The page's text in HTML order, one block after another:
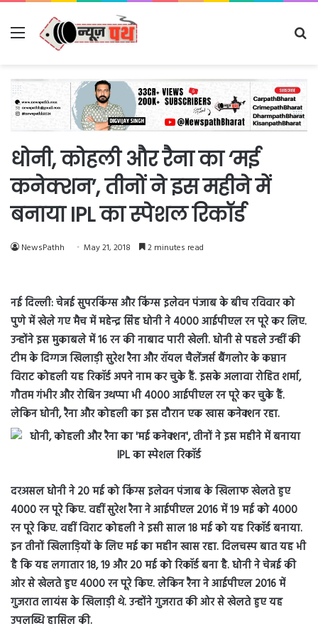
Menu
धोनी, कोहली और रैना का ‘मई
कनेक्शन’, तीनों ने इस महीने में
बनाया IPL का स्पेशल रिकॉर्ड
NewsPathh May 21, 2018 2 minutes read
नई दिल्ली: चेन्नई सुपरकिंग्स और किंग्स इलेवन पंजाब के बीच रविवार को
पुणे में खेले गए मैच में महेन्द्र सिंह धोनी ने 4000 आईपीएल रन पूरे कर लिए.
उन्होंने इस मुकाबले में 16 रन की नाबाद पारी खेली. धोनी से पहले उन्हीं की
टीम के दिग्गज खिलाड़ी सुरेश रैना और रॉयल चैलेंजर्स बैंगलोर के कप्तान
विराट कोहली यह रिकॉर्ड अपने नाम कर चुके हैं. इसके अलावा रोहित शर्मा,
गौतम गंभीर और रोबिन उथप्पा भी 4000 आईपीएल रन पूरे कर चुके हैं.
लेकिन धोनी, रैना और कोहली का इस दौरान एक खास कनेक्शन रहा.
दरअसल धोनी ने 20 मई को किंग्स इलेवन पंजाब के खिलाफ खेलते हुए
4000 रन पूरे किए. वहीं सुरेश रैना ने आईपीएल 2016 में 19 मई को 4000
रन पूरे किए. वहीं विराट कोहली ने इसी साल 18 मई को यह रिकॉर्ड बनाया.
इन तीनों खिलाड़ियों के लिए मई का महीन खास रहा. दिलचस्प बात यह भी
है कि यह लगातार 18, 19 और 20 मई को रिकॉर्ड बना है. धोनी ने चेन्नई की
ओर से खेलते हुए 4000 रन पूरे किए. लेकिन रैना ने आईपीएल 2016 में
गुजरात लायंस के खिलाड़ी थे. उन्होंने गुजरात की ओर से खेलते हुए यह
उपलब्धि हासिल की.